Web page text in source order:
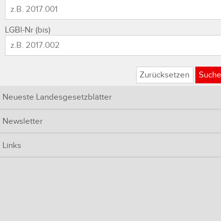
LGBl-Nr (bis)
Zurücksetzen
Neueste Landesgesetzblätter
Newsletter
Links